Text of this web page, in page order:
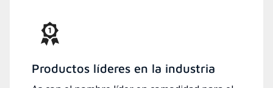
Productos líderes en la industria